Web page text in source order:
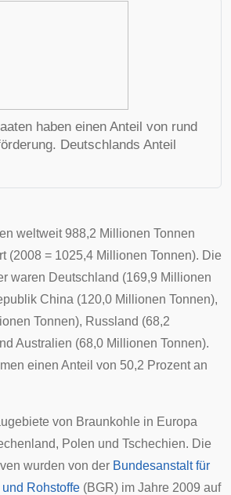
haben einen Anteil von rund
Deutschlands Anteil
weltweit 988,2 Millionen Tonnen
(2008 = 1025,4 Millionen Tonnen). Die
waren Deutschland (169,9 Millionen
China (120,0 Millionen Tonnen),
Tonnen), Russland (68,2
Australien (68,0 Millionen Tonnen).
einen Anteil von 50,2 Prozent an
von Braunkohle in Europa
, Polen und Tschechien. Die
wurden von der Bundesanstalt für
Rohstoffe (BGR) im Jahre 2009 auf